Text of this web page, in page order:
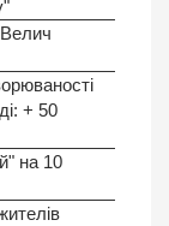
+ 50
на 10